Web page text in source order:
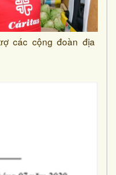
các cộng đoàn địa